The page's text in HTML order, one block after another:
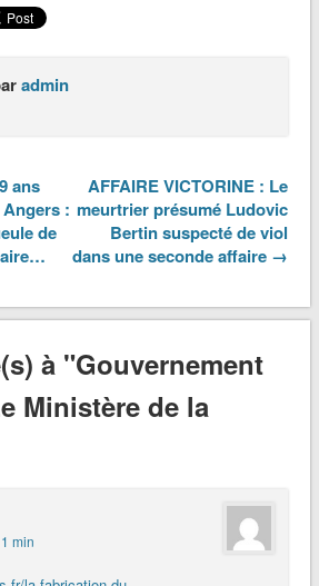
admin
ans
:
de
AFFAIRE VICTORINE : Le
meurtrier présumé Ludovic
Bertin suspecté de viol
dans une seconde affaire →
à "Gouvernement
Ministère de la
min